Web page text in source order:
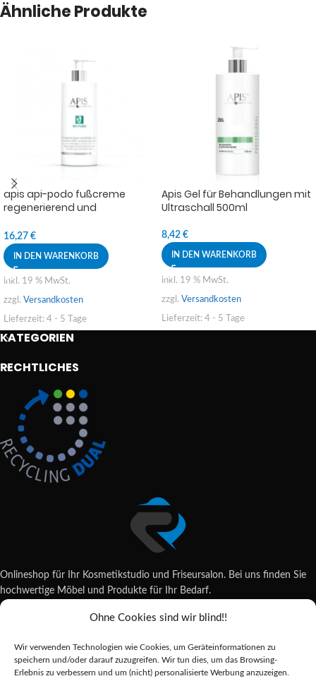
Ohne Cookies sind wir blind!!
Wir verwenden Technologien wie Cookies, um Geräteinformationen zu
speichern und/oder darauf zuzugreifen. Wir tun dies, um das Browsing-
Erlebnis zu verbessern und um (nicht) personalisierte Werbung anzuzeigen.
Ähnliche Produkte
apis api-podo fußcreme
regenerierend und
16,27 €
IN DEN WARENKORB
inkl. 19 % MwSt.
zzgl. Versandkosten
Lieferzeit: 4 - 5 Tage
Apis Gel für Behandlungen mit
Ultraschall 500ml
8,42 €
IN DEN WARENKORB
inkl. 19 % MwSt.
zzgl. Versandkosten
Lieferzeit: 4 - 5 Tage
KATEGORIEN
RECHTLICHES
Onlineshop für Ihr Kosmetikstudio und Friseursalon. Bei uns finden Sie
hochwertige Möbel und Produkte für Ihr Bedarf.
Wildsachsener Str. 6, 65207 Wiesbaden
shop@reda-shop.de
REDA SHOP - Hochwertige Studio Ausstattung
2025.